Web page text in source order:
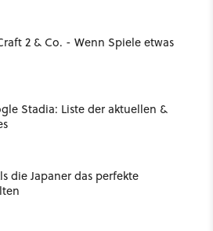
2 & Co. - Wenn Spiele etwas
Stadia: Liste der aktuellen &
die Japaner das perfekte